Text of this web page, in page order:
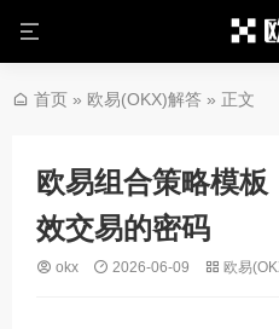
首页 » 欧易(OKX)解答 » 正文
欧易组合策略模
效交易的密码
okx 2026-06-09 欧易